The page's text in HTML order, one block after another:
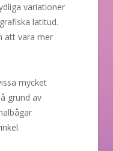
variationer
latitud.
att vara mer
mycket
grund av